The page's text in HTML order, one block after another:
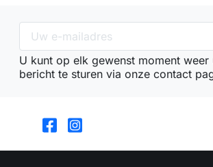
U kunt op elk gewenst moment
bericht te sturen via onze contact